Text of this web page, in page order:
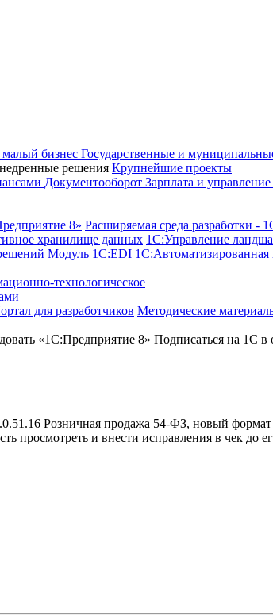
бизнес Государственные и
решения Крупнейшие проекты
Документооборот Зарплата и
8» Расширяемая среда разработки -
хранилище данных 1С:Управление
Модуль 1C:EDI
технологическое
для разработчиков Методические
«1С:Предприятие 8» Подписаться на 1С в
Розничная продажа 54-ФЗ, новый
просмотреть и внести исправления в чек до